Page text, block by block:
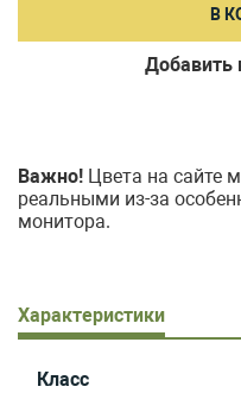
В
Добавить
Важно! Цвета на сайте
реальными из-за
монитора.
Характеристики
Класс